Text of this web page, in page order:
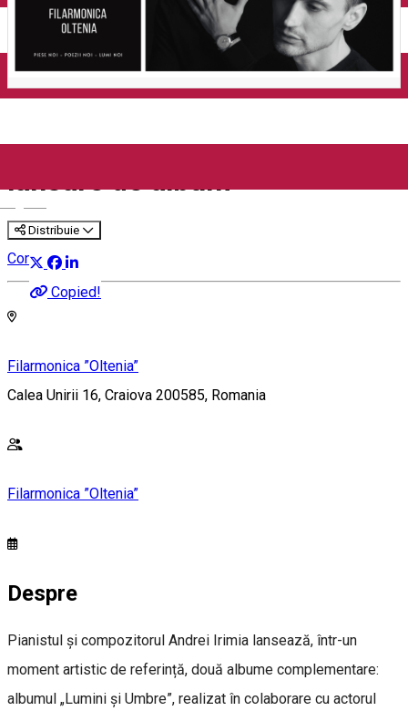
Închirieri auto
Închirieri biciclete
Taxi
Încărcare vehicule electrice
Marius Manole - Dublă
lansare de album
Distribuie
Copied!
Concert
Filarmonica ”Oltenia”
Calea Unirii 16, Craiova 200585, Romania
Filarmonica ”Oltenia”
Despre
Pianistul și compozitorul Andrei Irimia lansează, într-un
moment artistic de referință, două albume complementare:
albumul „Lumini și Umbre”, realizat în colaborare cu actorul